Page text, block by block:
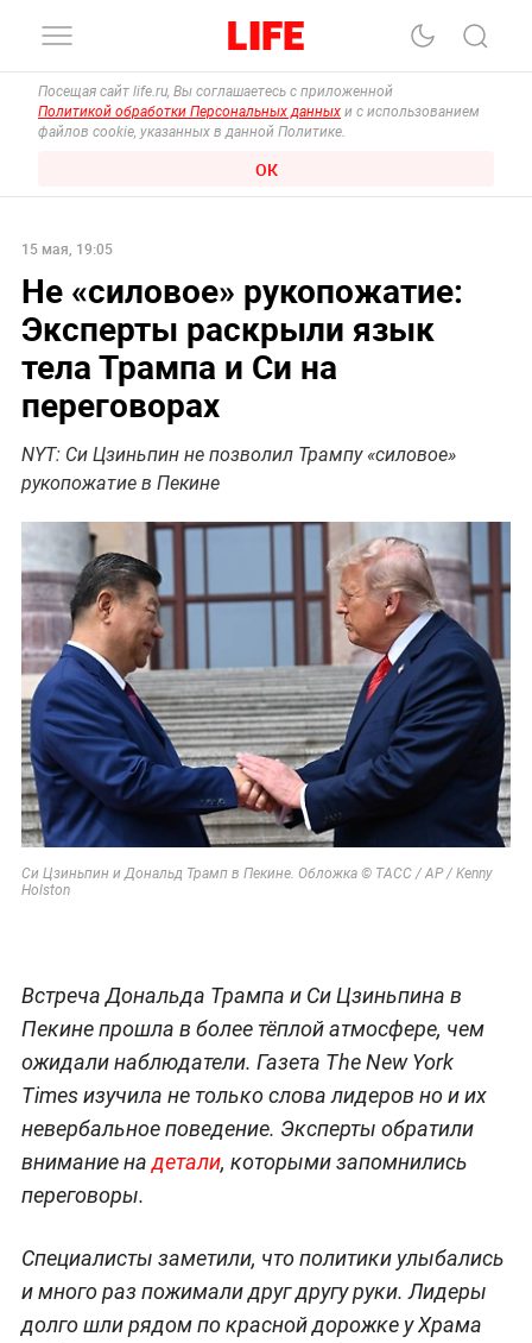
Посещая сайт life.ru, Вы соглашаетесь с приложенной
Политикой обработки Персональных данных и с использованием
файлов cookie, указанных в данной Политике.
ОК
15 мая, 19:05
Не «силовое» рукопожатие:
Эксперты раскрыли язык
тела Трампа и Си на
переговорах
NYT: Си Цзиньпин не позволил Трампу «силовое»
рукопожатие в Пекине
Си Цзиньпин и Дональд Трамп в Пекине. Обложка © ТАСС / АР / Kenny
Holston
Встреча Дональда Трампа и Си Цзиньпина в
Пекине прошла в более тёплой атмосфере, чем
ожидали наблюдатели. Газета The New York
Times изучила не только слова лидеров но и их
невербальное поведение. Эксперты обратили
внимание надетали, которыми запомнились
переговоры.
Специалисты заметили, что политики улыбались
и много раз пожимали друг другу руки. Лидеры
долго шли рядом по красной дорожке у Храма